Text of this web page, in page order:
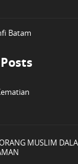
Batam
MUSLIM